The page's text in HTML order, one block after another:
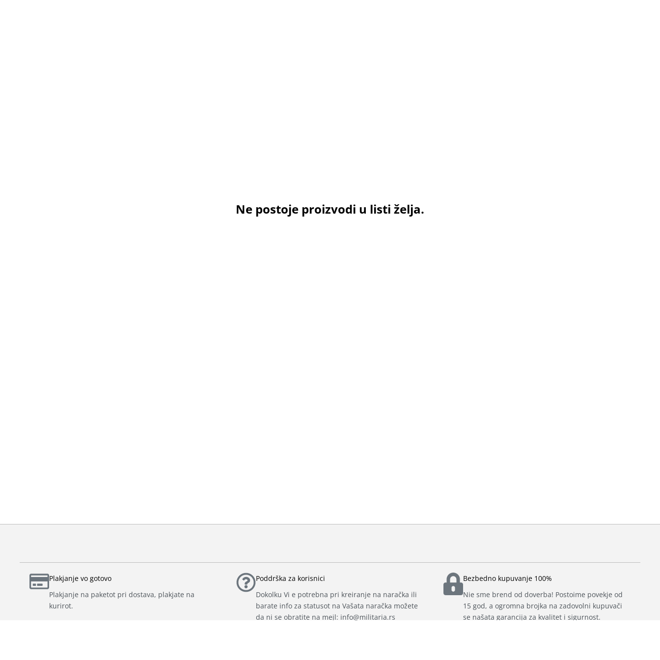
Ne postoje proizvodi u listi želja.
Plakjanje vo gotovo
Plakjanje na paketot pri dostava, plakjate na
kurirot.
Poddrška za korisnici
Dokolku Vi e potrebna pri kreiranje na naračka ili
barate info za statusot na Vašata naračka možete
da ni se obratite na mejl: info@militaria.rs
Bezbedno kupuvanje 100%
Nie sme brend od doverba! Postoime povekje od
15 god, a ogromna brojka na zadovolni kupuvači
se našata garancija za kvalitet i sigurnost.